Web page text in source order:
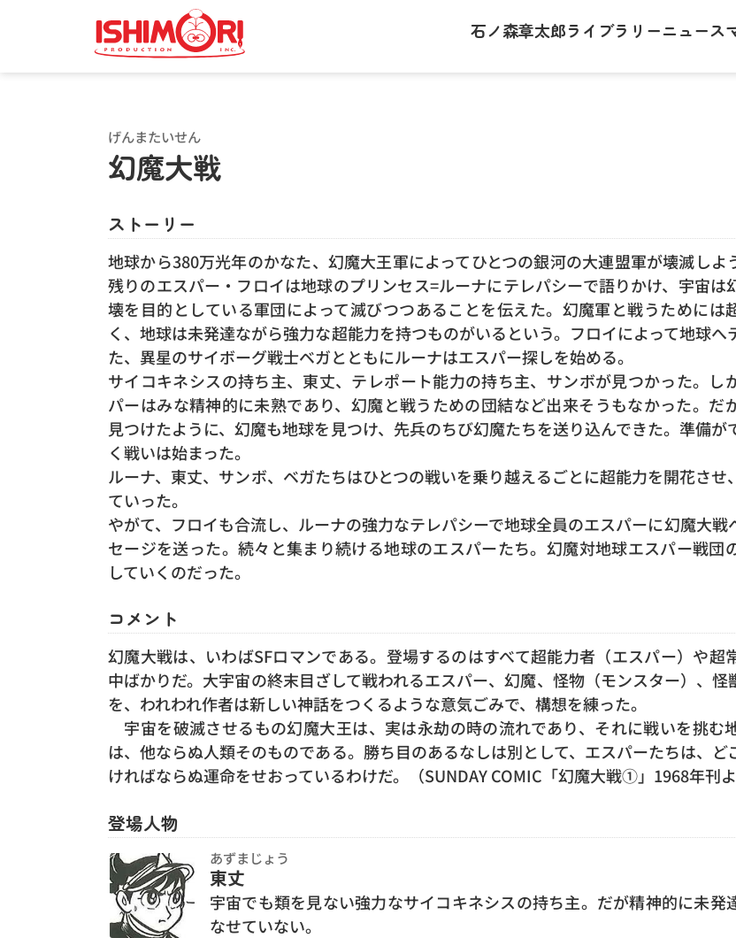
石ノ森章太郎ライブラリーニュース
げんまたいせん
幻魔大戦
ストーリー
地球から380万光年のかなた、幻魔大王軍によってひとつの銀河の大連盟軍が壊滅しよ
残りのエスパー・フロイは地球のプリンセス=ルーナにテレパシーで語りかけ、宇宙は
壊を目的としている軍団によって滅びつつあることを伝えた。幻魔軍と戦うためには
く、地球は未発達ながら強力な超能力を持つものがいるという。フロイによって地球へ
た、異星のサイボーグ戦士ベガとともにルーナはエスパー探しを始める。
サイコキネシスの持ち主、東丈、テレポート能力の持ち主、サンボが見つかった。し
パーはみな精神的に未熟であり、幻魔と戦うための団結など出来そうもなかった。だ
見つけたように、幻魔も地球を見つけ、先兵のちび幻魔たちを送り込んできた。準備が
く戦いは始まった。
ルーナ、東丈、サンボ、ベガたちはひとつの戦いを乗り越えるごとに超能力を開花させ
ていった。
やがて、フロイも合流し、ルーナの強力なテレパシーで地球全員のエスパーに幻魔大戦
セージを送った。続々と集まり続ける地球のエスパーたち。幻魔対地球エスパー戦団
していくのだった。
コメント
幻魔大戦は、いわばSFロマンである。登場するのはすべて超能力者（エスパー）や超
中ばかりだ。大宇宙の終末目ざして戦われるエスパー、幻魔、怪物（モンスター）、怪
を、われわれ作者は新しい神話をつくるような意気ごみで、構想を練った。
宇宙を破滅させるもの幻魔大王は、実は永劫の時の流れであり、それに戦いを挑む
は、他ならぬ人類そのものである。勝ち目のあるなしは別として、エスパーたちは、ど
ければならぬ運命をせおっているわけだ。（SUNDAY COMIC「幻魔大戦①」1968年刊よ
登場人物
あずまじょう
東丈
宇宙でも類を見ない強力なサイコキネシスの持ち主。だが精神的に未発
なせていない。